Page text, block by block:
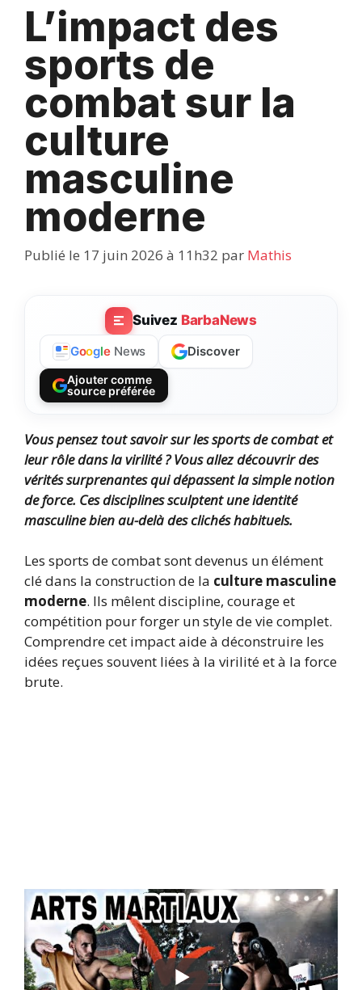
L’impact des
sports de
combat sur la
culture
masculine
moderne
Publié le 17 juin 2026 à 11h32 par Mathis
Suivez BarbaNews
Google News Discover
Ajouter comme
source préférée
Vous pensez tout savoir sur les sports de combat et
leur rôle dans la virilité ? Vous allez découvrir des
vérités surprenantes qui dépassent la simple notion
de force. Ces disciplines sculptent une identité
masculine bien au-delà des clichés habituels.
Les sports de combat sont devenus un élément
clé dans la construction de la culture masculine
moderne. Ils mêlent discipline, courage et
compétition pour forger un style de vie complet.
Comprendre cet impact aide à déconstruire les
idées reçues souvent liées à la virilité et à la force
brute.